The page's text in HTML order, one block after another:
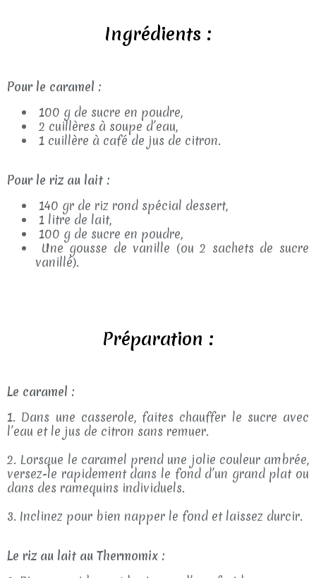
Ingrédients :
Pour le caramel :
100 g de sucre en poudre,
2 cuillères à soupe d’eau,
1 cuillère à café de jus de citron.
Pour le riz au lait :
140 gr de riz rond spécial dessert,
1 litre de lait,
100 g de sucre en poudre,
Une gousse de vanille (ou 2 sachets de sucre
vanillé).
Préparation :
Le caramel :
1. Dans une casserole, faites chauffer le sucre avec
l’eau et le jus de citron sans remuer.
2. Lorsque le caramel prend une jolie couleur ambrée,
versez-le rapidement dans le fond d’un grand plat ou
dans des ramequins individuels.
3. Inclinez pour bien napper le fond et laissez durcir.
Le riz au lait au Thermomix :